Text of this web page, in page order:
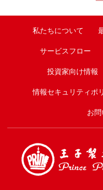
私たちについて
サービスフロー
投資家向け情報
情報セキュリティポ
お